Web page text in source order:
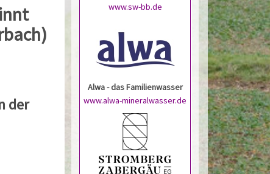
der
www.sw-bb.de
Alwa - das Familienwasser
www.alwa-mineralwasser.de